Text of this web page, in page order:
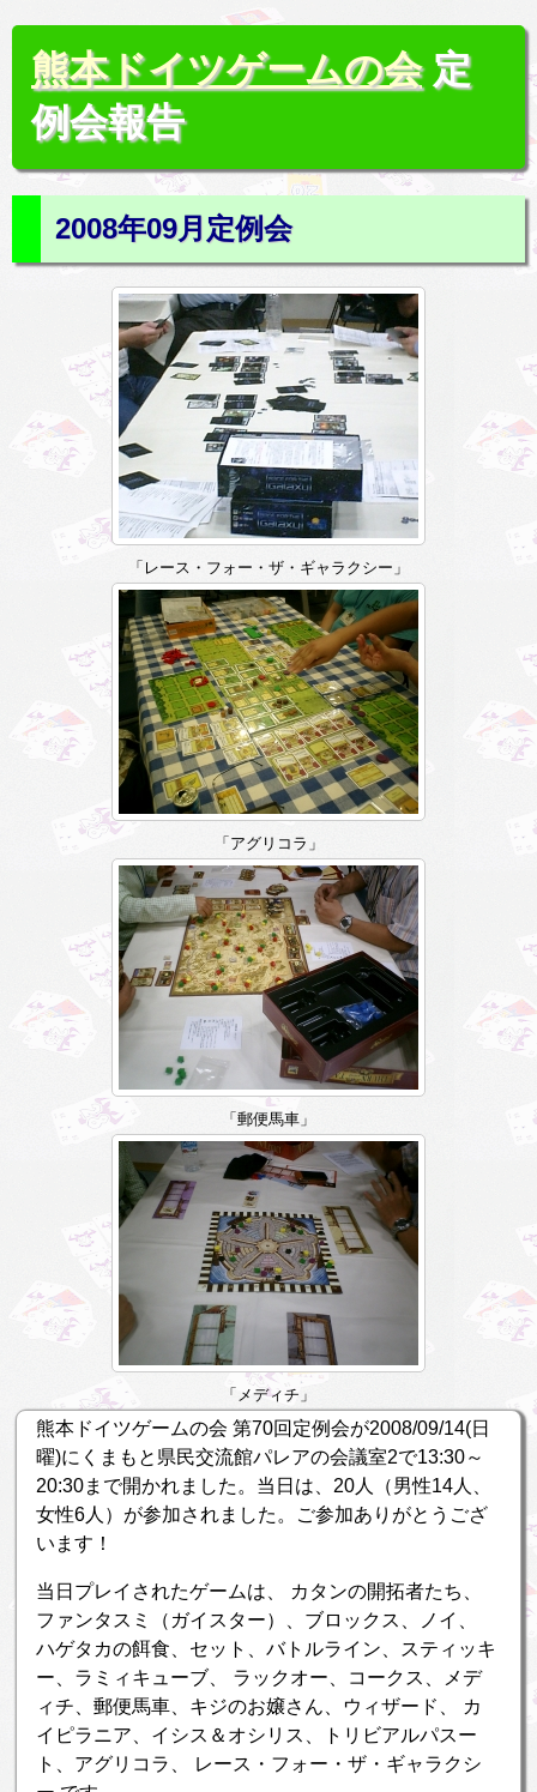
熊本ドイツゲームの会定
例会報告
2008年09月定例会
「レース・フォー・ザ・ギャラクシー」
「アグリコラ」
「郵便馬車」
「メディチ」
熊本ドイツゲームの会 第70回定例会が2008/09/14(日
曜)にくまもと県民交流館パレアの会議室2で13:30～
20:30まで開かれました。当日は、20人（男性14人、
女性6人）が参加されました。ご参加ありがとうござ
います！
当日プレイされたゲームは、 カタンの開拓者たち、
ファンタスミ（ガイスター）、ブロックス、ノイ、
ハゲタカの餌食、セット、バトルライン、スティッキ
ー、ラミィキューブ、 ラックオー、コークス、メデ
ィチ、郵便馬車、キジのお嬢さん、ウィザード、 カ
イピラニア、イシス＆オシリス、トリビアルパスー
ト、アグリコラ、 レース・フォー・ザ・ギャラクシ